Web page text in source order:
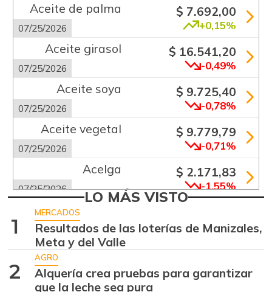
Aceite de palma
07/25/2026
$ 7.692,00
+0,15%
Aceite girasol
07/25/2026
$ 16.541,20
-0,49%
Aceite soya
07/25/2026
$ 9.725,40
-0,78%
Aceite vegetal
07/25/2026
$ 9.779,79
-0,71%
Acelga
07/25/2026
$ 2.171,83
-1,55%
Aguacate común
07/25/2026 +6,24%
Aguacate hass
07/25/2026
$ 7.289,10
-2,98%
LO MÁS VISTO
1
MERCADOS
Resultados de las loterías de Manizales,
Meta y del Valle
2
AGRO
Alquería crea pruebas para garantizar
que la leche sea pura